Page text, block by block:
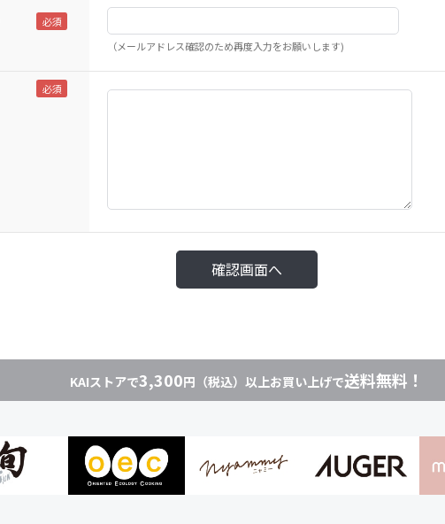
（メールアドレス確認のため再度入力をお願いします)
KAIストアで3,300円（税込）以上お買い上げで送料無料！